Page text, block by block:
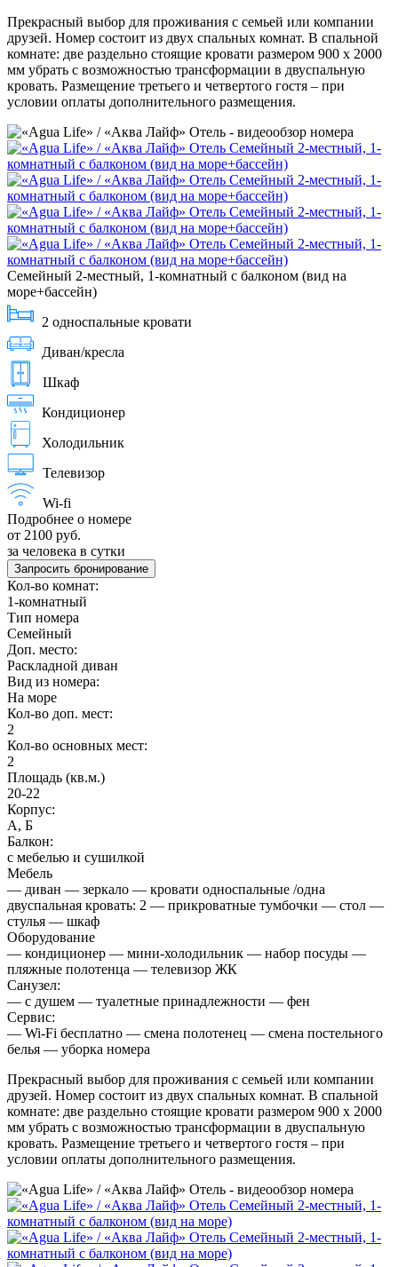
Прекрасный выбор для проживания с семьей или компании
друзей. Номер состоит из двух спальных комнат. В спальной
комнате: две раздельно стоящие кровати размером 900 х 2000
мм убрать с возможностью трансформации в двуспальную
кровать. Размещение третьего и четвертого гостя – при
условии оплаты дополнительного размещения.
Семейный 2-местный, 1-комнатный с балконом (вид на
море+бассейн)
2 односпальные кровати
Диван/кресла
Шкаф
Кондиционер
Холодильник
Телевизор
Wi-fi
Подробнее о номере
от 2100 руб.
за человека в сутки
Запросить бронирование
Кол-во комнат:
1-комнатный
Тип номера
Семейный
Доп. место:
Раскладной диван
Вид из номера:
На море
Кол-во доп. мест:
2
Кол-во основных мест:
2
Площадь (кв.м.)
20-22
Корпус:
А, Б
Балкон:
с мебелью и сушилкой
Мебель
— диван — зеркало — кровати односпальные /одна
двуспальная кровать: 2 — прикроватные тумбочки — стол —
стулья — шкаф
Оборудование
— кондиционер — мини-холодильник — набор посуды —
пляжные полотенца — телевизор ЖК
Санузел:
— с душем — туалетные принадлежности — фен
Сервис:
— Wi-Fi бесплатно — смена полотенец — смена постельного
белья — уборка номера
Прекрасный выбор для проживания с семьей или компании
друзей. Номер состоит из двух спальных комнат. В спальной
комнате: две раздельно стоящие кровати размером 900 х 2000
мм убрать с возможностью трансформации в двуспальную
кровать. Размещение третьего и четвертого гостя – при
условии оплаты дополнительного размещения.